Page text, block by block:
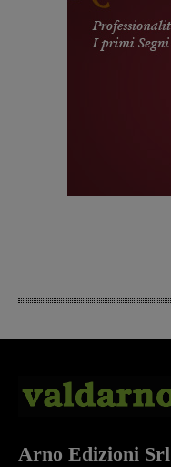
Arno Edizioni Srl